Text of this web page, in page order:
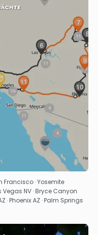
Francisco · Yosemite
Vegas NV · Bryce Canyon
· Phoenix AZ · Palm Springs